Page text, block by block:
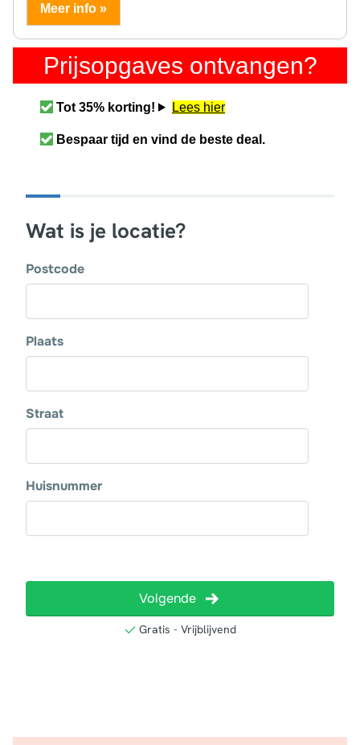
Meer info »
Prijsopgaves ontvangen?
Tot 35% korting! Lees hier
Bespaar tijd en vind de beste deal.